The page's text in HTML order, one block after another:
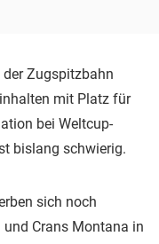
der Zugspitzbahn
mit Platz für
bei Weltcup-
bislang schwierig.
sich noch
Crans Montana in